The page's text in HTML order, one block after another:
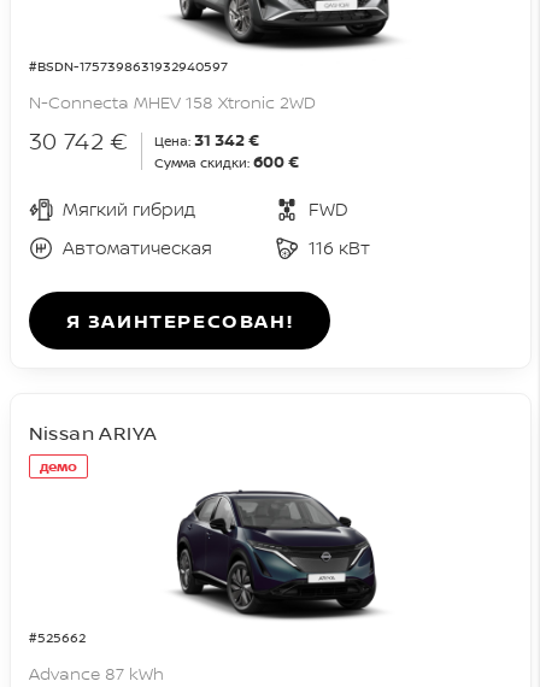
#BSDN-1757398631932940597
N-Connecta MHEV 158 Xtronic 2WD
30 742 € Цена: 31 342 €
Сумма скидки: 600 €
Мягкий гибрид
FWD
Автоматическая
116 кВт
Я ЗАИНТЕРЕСОВАН!
демо
#525662
Nissan ARIYA
Advance 87 kWh